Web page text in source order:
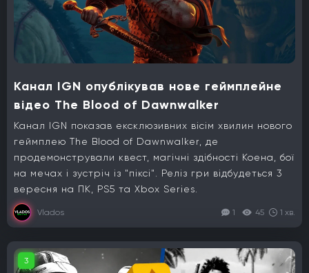
Канал IGN опублікував нове геймплейне
відео The Blood of Dawnwalker
Канал IGN показав ексклюзивних вісім хвилин нового
геймплею The Blood of Dawnwalker, де
продемонстрували квест, магічні здібності Коена, бої
на мечах і зустріч із "піксі". Реліз гри відбудеться 3
вересня на ПК, PS5 та Xbox Series.
Vlados 1 45 1 хв.
3